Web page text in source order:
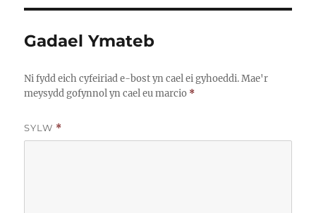
Gadael Ymateb
Ni fydd eich cyfeiriad e-bost yn cael ei gyhoeddi. Mae'r
meysydd gofynnol yn cael eu marcio *
SYLW *